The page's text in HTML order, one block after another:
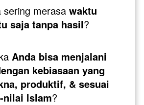
sering merasa waktu
saja tanpa hasil?
Anda bisa menjalani
kebiasaan yang
produktif, & sesuai
nilai Islam?